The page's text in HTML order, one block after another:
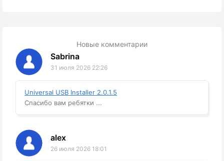
Новые комментарии
Sabrina
31 июля 2026 22:26
Universal USB Installer 2.0.1.5
Спасибо вам ребятки ...
alex
26 июля 2026 18:01